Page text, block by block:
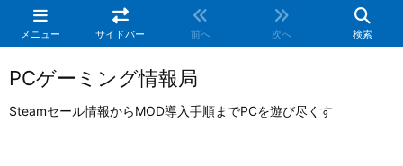
メニュー サイドバー 前へ 次へ 検索
PCゲーミング情報局
Steamセール情報からMOD導入手順までPCを遊び尽くす